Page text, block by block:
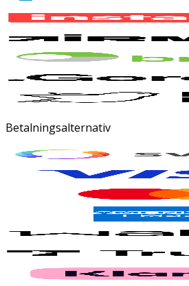
Betalningsalternativ